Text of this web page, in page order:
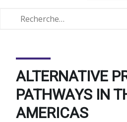
ALTERNATIVE
PATHWAYS IN
AMERICAS